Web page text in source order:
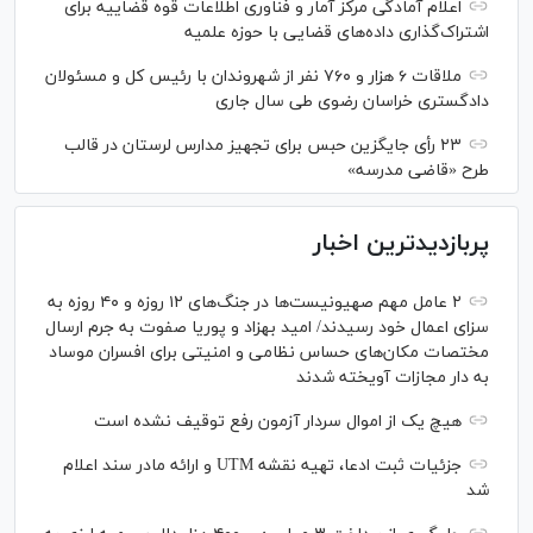
اعلام آمادگی مرکز آمار و فناوری اطلاعات قوه قضاییه برای
اشتراک‌گذاری داده‌های قضایی با حوزه علمیه
ملاقات ۶ هزار و ۷۶۰ نفر از شهروندان با رئیس کل و مسئولان
دادگستری خراسان رضوی طی سال جاری
۲۳ رأی جایگزین حبس برای تجهیز مدارس لرستان در قالب
طرح «قاضی مدرسه»
پربازدیدترین اخبار
۲ عامل مهم صهیونیست‌ها در جنگ‌های ۱۲ روزه و ۴۰ روزه به
سزای اعمال خود رسیدند/ امید بهزاد و پوریا صفوت به جرم ارسال
مختصات مکان‌های حساس نظامی و امنیتی برای افسران موساد
به دار مجازات آویخته شدند
هیچ یک از اموال سردار آزمون رفع توقیف نشده است
جزئیات ثبت ادعا، تهیه نقشه UTM و ارائه مادر سند اعلام
شد